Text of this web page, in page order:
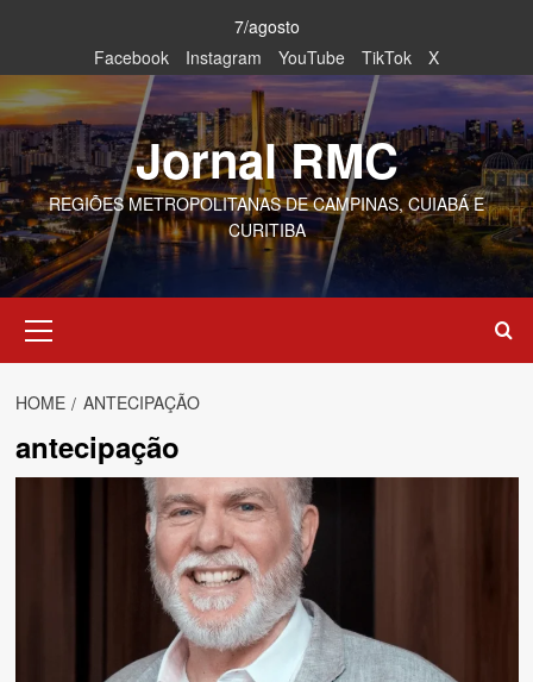
content
7/agosto
Facebook
Instagram YouTube TikTok X
Jornal RMC
REGIÕES METROPOLITANAS DE CAMPINAS, CUIABÁ E
CURITIBA
Menu
HOME ANTECIPAÇÃO
antecipação